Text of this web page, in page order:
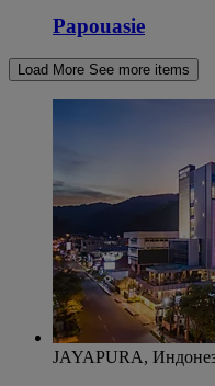
Papouasie
Load More See more items
JAYAPURA,